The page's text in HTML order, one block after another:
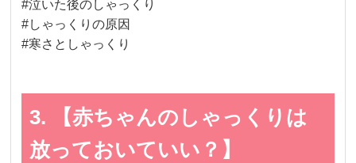
#泣いた後のしゃっくり
#しゃっくりの原因
#寒さとしゃっくり
3. 【赤ちゃんのしゃっくりは
放っておいていい？】